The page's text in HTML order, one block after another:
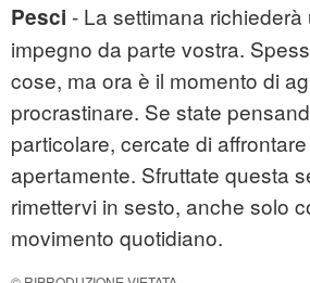
Pesci - La settimana richiederà
impegno da parte vostra.
cose, ma ora è il momento di
procrastinare. Se state
particolare, cercate di
apertamente. Sfruttate questa
rimettervi in sesto, anche solo
movimento quotidiano.